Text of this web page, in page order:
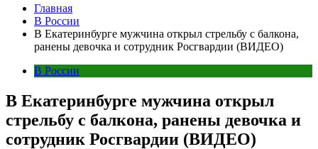
Главная
В России
В Екатеринбурге мужчина открыл стрельбу с балкона,
ранены девочка и сотрудник Росгвардии (ВИДЕО)
В России
В Екатеринбурге мужчина открыл
стрельбу с балкона, ранены девочка и
сотрудник Росгвардии (ВИДЕО)